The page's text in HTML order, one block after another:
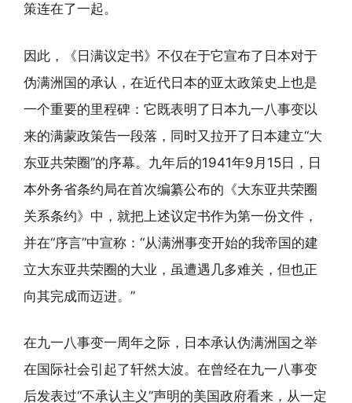
策连在了一起。
因此，《日满议定书》不仅在于它宣布了日本对于
伪满洲国的承认，在近代日本的亚太政策史上也是
一个重要的里程碑：它既表明了日本九一八事变以
来的满蒙政策告一段落，同时又拉开了日本建立“大
东亚共荣圈”的序幕。九年后的1941年9月15日，日
本外务省条约局在首次编纂公布的《大东亚共荣圈
关系条约》中，就把上述议定书作为第一份文件，
并在“序言”中宣称：“从满洲事变开始的我帝国的建
立大东亚共荣圈的大业，虽遭遇几多难关，但也正
向其完成而迈进。”
在九一八事变一周年之际，日本承认伪满洲国之举
在国际社会引起了轩然大波。在曾经在九一八事变
后发表过“不承认主义”声明的美国政府看来，从一定